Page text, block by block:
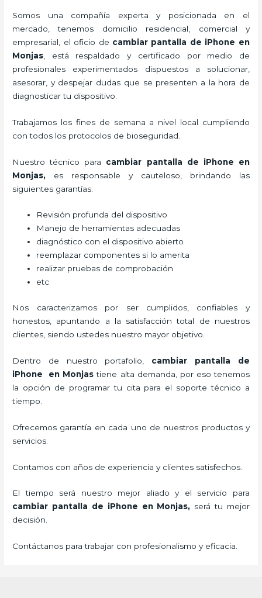
Somos una compañía experta y posicionada en el
mercado, tenemos domicilio residencial, comercial y
empresarial, el oficio de cambiar pantalla de iPhone en
Monjas , está respaldado y certificado por medio de
profesionales experimentados dispuestos a solucionar,
asesorar, y despejar dudas que se presenten a la hora de
diagnosticar tu dispositivo.
Trabajamos los fines de semana a nivel local cumpliendo
con todos los protocolos de bioseguridad.
Nuestro técnico para cambiar pantalla de iPhone
en
Monjas, es responsable y cauteloso, brindando las
siguientes garantías:
Revisión profunda del dispositivo
Manejo de herramientas adecuadas
diagnóstico con el dispositivo abierto
reemplazar componentes si lo amerita
realizar pruebas de comprobación
etc
Nos caracterizamos por ser cumplidos, confiables y
honestos, apuntando a la satisfacción total de nuestros
clientes, siendo ustedes nuestro mayor objetivo.
Dentro de nuestro portafolio, cambiar pantalla de
iPhone en Monjas tiene alta demanda, por eso tenemos
la opción de programar tu cita para el soporte técnico a
tiempo.
Ofrecemos garantía en cada uno de nuestros productos y
servicios.
Contamos con años de experiencia y clientes satisfechos.
El tiempo será nuestro mejor aliado y el servicio para
cambiar pantalla de iPhone en Monjas, será tu mejor
decisión.
Contáctanos para trabajar con profesionalismo y eficacia.